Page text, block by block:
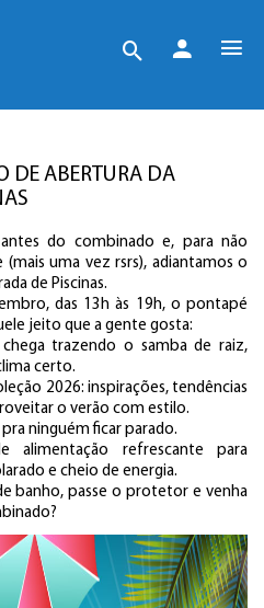
DE ABERTURA DA
do combinado e, para não
uma vez rsrs), adiantamos o
de Piscinas.
das 13h às 19h, o pontapé
jeito que a gente gosta:
chega trazendo o samba de raiz,
certo.
2026: inspirações, tendências
o verão com estilo.
pra ninguém ficar parado.
refrescante para
e cheio de energia.
banho, passe o protetor e venha